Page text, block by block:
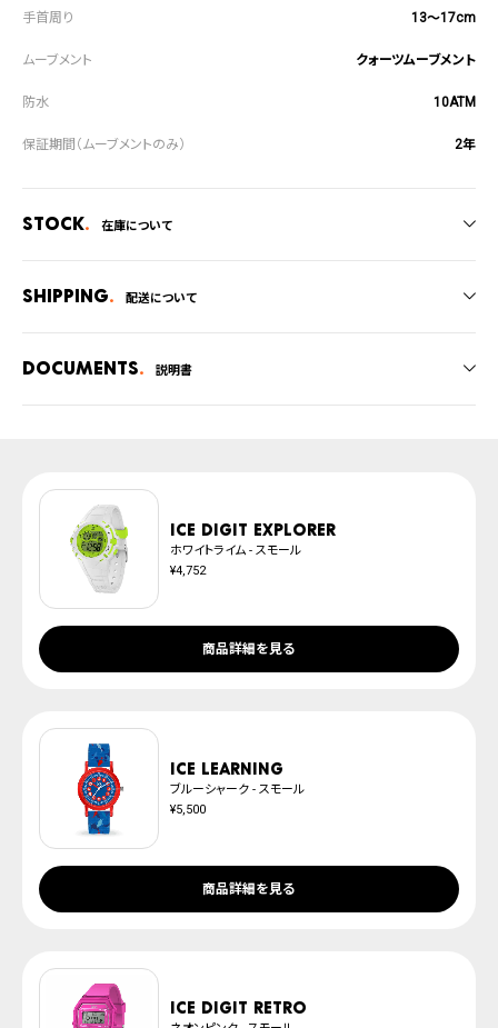
13～17cm
クォーツムーブメント
10ATM
2年
Stock 在庫について
在庫切れの場合、キャンセルをさせて頂きます。
Shipping 配送について
・系列店舗から取り寄せ後に発送
※ご予約商品は、記載のお届け予定での発送となります。
Documents 説明書
防水について
ICE digit explorer
ホワイトライム - スモール
¥4,752
商品詳細を見る
ICE learning
ブルーシャーク - スモール
¥5,500
商品詳細を見る
ICE digit retro